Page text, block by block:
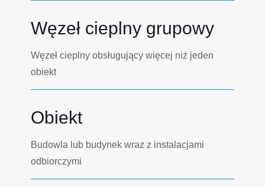
Węzeł cieplny grupowy
Węzeł cieplny obsługujący więcej niż jeden
obiekt
Obiekt
Budowla lub budynek wraz z instalacjami
odbiorczymi